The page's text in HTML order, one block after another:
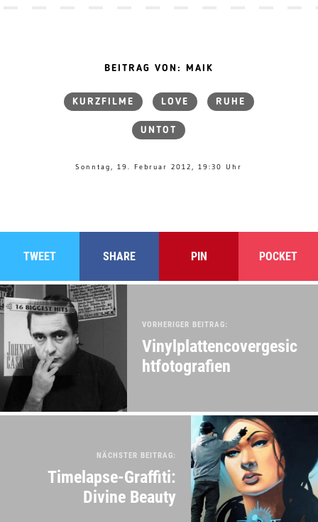
BEITRAG VON: MAIK
KURZFILME LOVE RUHE
UNTOT
Sonntag, 19. Februar 2012, 19:30 Uhr
TWEET SHARE PIN POCKET
VORHERIGER BEITRAG:
Vinylplattencovergesic
htfotografien
NÄCHSTER BEITRAG:
Timelapse-Graffiti:
Divine Beauty